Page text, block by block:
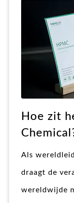
Hoe zit
Als
draagt de
wereldwijde